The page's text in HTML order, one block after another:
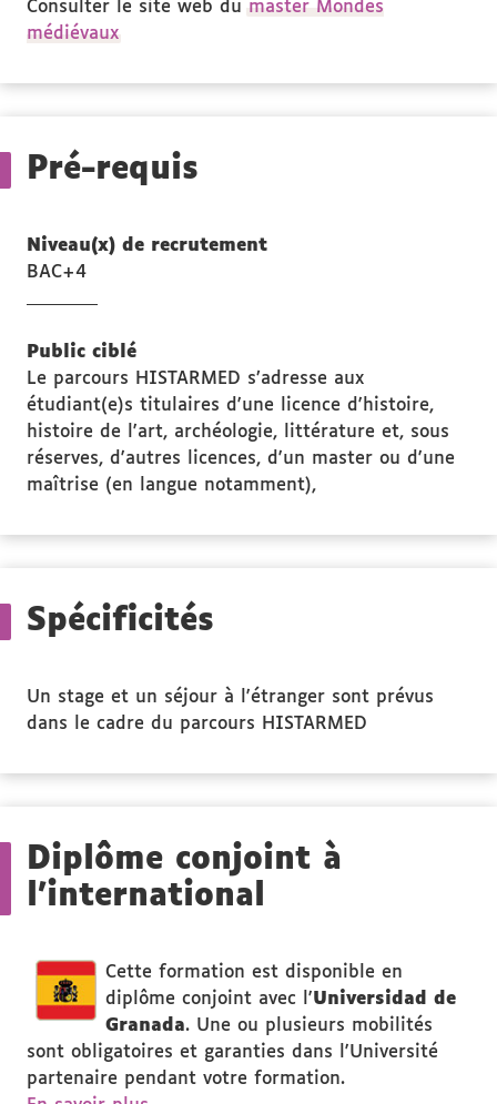
Consulter le site web du master Mondes
médiévaux
Pré-requis
Niveau(x) de recrutement
BAC+4
Public ciblé
Le parcours HISTARMED s’adresse aux
étudiant(e)s titulaires d'une licence d'histoire,
histoire de l'art, archéologie, littérature et, sous
réserves, d'autres licences, d'un master ou d'une
maîtrise (en langue notamment),
Spécificités
Un stage et un séjour à l'étranger sont prévus
dans le cadre du parcours HISTARMED
Diplôme conjoint à
l'international
Cette formation est disponible en
diplôme conjoint avec l'Universidad de
Granada. Une ou plusieurs mobilités
sont obligatoires et garanties dans l'Université
partenaire pendant votre formation.